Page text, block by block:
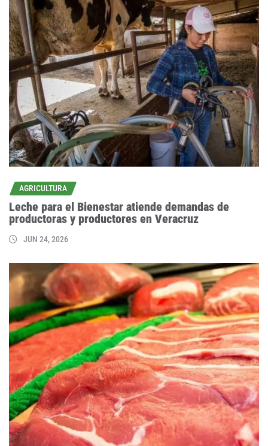
AGRICULTURA
Leche para el Bienestar atiende demandas de
productoras y productores en Veracruz
JUN 24, 2026